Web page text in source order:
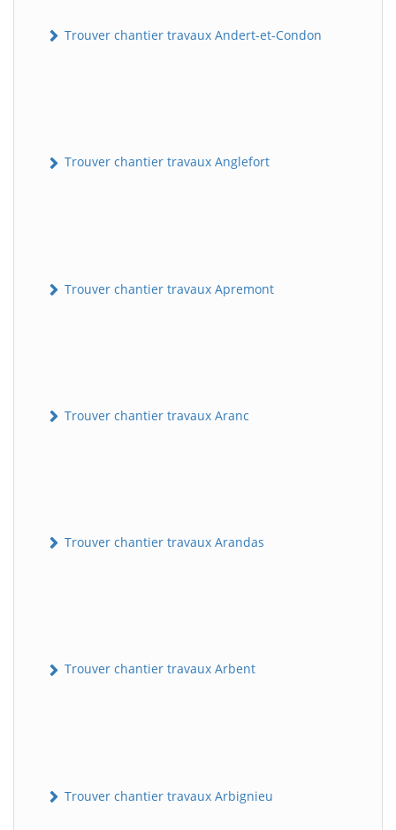
Trouver chantier travaux Andert-et-Condon
Trouver chantier travaux Anglefort
Trouver chantier travaux Apremont
Trouver chantier travaux Aranc
Trouver chantier travaux Arandas
Trouver chantier travaux Arbent
Trouver chantier travaux Arbignieu